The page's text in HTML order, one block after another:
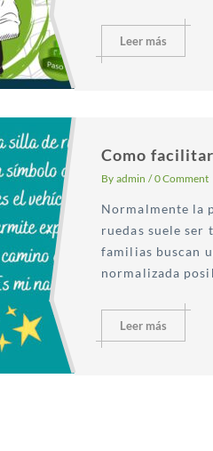
Leer más
Como
By admin / 0 Comment
Normalmente la
ruedas suele ser
familias buscan
normalizada
Leer más